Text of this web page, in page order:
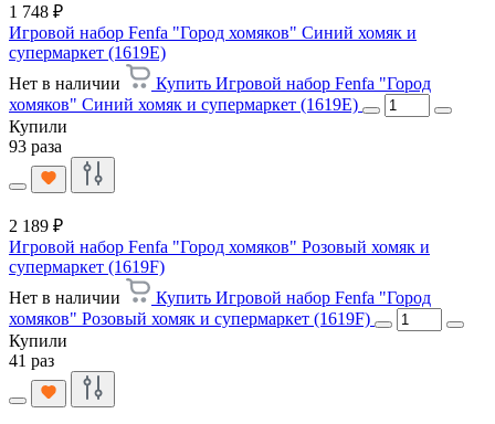
1 748 ₽
Игровой набор Fenfa "Город хомяков" Синий хомяк и
супермаркет (1619E)
Нет в наличии
Купить Игровой набор Fenfa "Город
хомяков" Синий хомяк и супермаркет (1619E)
Купили
93 раза
2 189 ₽
Игровой набор Fenfa "Город хомяков" Розовый хомяк и
супермаркет (1619F)
Нет в наличии
Купить Игровой набор Fenfa "Город
хомяков" Розовый хомяк и супермаркет (1619F)
Купили
41 раз